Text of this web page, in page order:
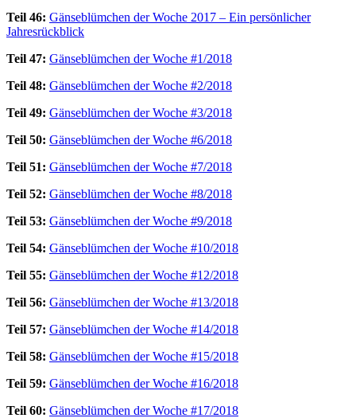
Teil 46: Gänseblümchen der Woche 2017 – Ein persönlicher
Jahresrückblick
Teil 47: Gänseblümchen der Woche #1/2018
Teil 48: Gänseblümchen der Woche #2/2018
Teil 49: Gänseblümchen der Woche #3/2018
Teil 50: Gänseblümchen der Woche #6/2018
Teil 51: Gänseblümchen der Woche #7/2018
Teil 52: Gänseblümchen der Woche #8/2018
Teil 53: Gänseblümchen der Woche #9/2018
Teil 54: Gänseblümchen der Woche #10/2018
Teil 55: Gänseblümchen der Woche #12/2018
Teil 56: Gänseblümchen der Woche #13/2018
Teil 57: Gänseblümchen der Woche #14/2018
Teil 58: Gänseblümchen der Woche #15/2018
Teil 59: Gänseblümchen der Woche #16/2018
Teil 60: Gänseblümchen der Woche #17/2018